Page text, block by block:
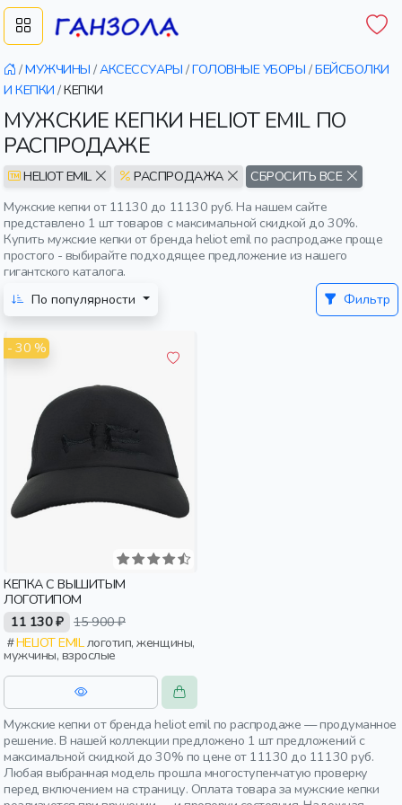
/МУЖЧИНЫ /АКСЕССУАРЫ /ГОЛОВНЫЕ УБОРЫ /БЕЙСБОЛКИ
И КЕПКИ /КЕПКИ
МУЖСКИЕ КЕПКИ HELIOT EMIL ПО
РАСПРОДАЖЕ
HELIOT EMIL РАСПРОДАЖА
СБРОСИТЬ ВСЕ
Мужские кепки от 11130 до 11130 руб. На нашем сайте
представлено 1 шт товаров с максимальной скидкой до 30%.
Купить мужские кепки от бренда heliot emil по распродаже проще
простого - выбирайте подходящее предложение из нашего
гигантского каталога.
По популярности
Фильтр
- 30 %
КЕПКА С ВЫШИТЫМ
ЛОГОТИПОМ
11 130 ₽ 15 900 ₽
HELIOT EMILлоготип, женщины,
мужчины, взрослые
Мужские кепки от бренда heliot emil по распродаже — продуманное
решение. В нашей коллекции предложено 1 шт предложений с
максимальной скидкой до 30% по цене от 11130 до 11130 руб.
Любая выбранная модель прошла многоступенчатую проверку
перед включением на страницу. Оплата товара за мужские кепки